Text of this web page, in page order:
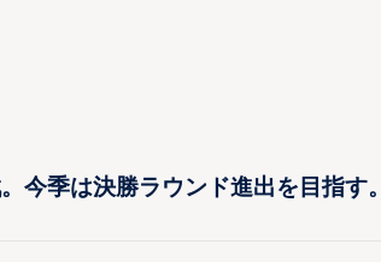
今季は決勝ラウンド進出を目指す。